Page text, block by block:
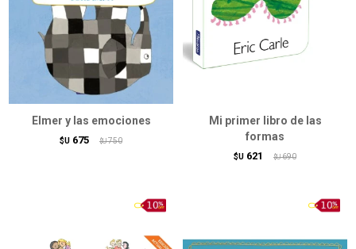
Elmer y las emociones
$U 675 $U 750
Mi primer libro de las
formas
$U 621 $U 690